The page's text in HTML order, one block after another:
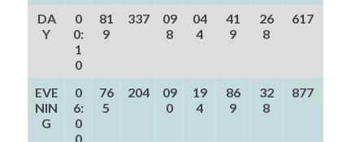
DA
Y
0
0:
1
0
81
9
337
09
8
04
4
41
9
26
8
617
EVE
NIN
G
0
6:
0
0
76
5
204
09
0
19
4
86
9
32
8
877